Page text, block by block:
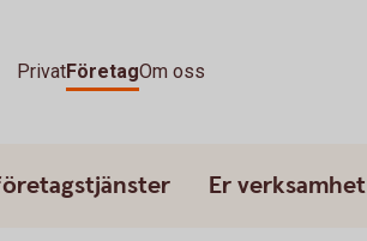
PrivatFöretagOm oss
Er verksamhet